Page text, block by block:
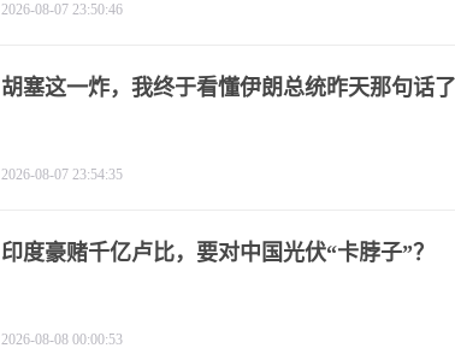
2026-08-07 23:50:46
胡塞这一炸，我终于看懂伊朗总统昨天那句话了
2026-08-07 23:54:35
印度豪赌千亿卢比，要对中国光伏“卡脖子”？
2026-08-08 00:00:53